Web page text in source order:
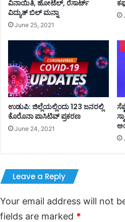
ವಿನಾಯಿತಿ, ಹೋಟೆಲ್, ರೆಸಾರ್ಟ್
ವಿದ್ಯುತ್ ಬಿಲ್ ಮನ್ನಾ
June 25, 2021
ಉಡುಪಿ: ಜಿಲ್ಲೆಯಲ್ಲಿಂದು 123 ಜನರಲ್ಲಿ
ಕೊರೊನಾ ಪಾಸಿಟಿವ್ ಪ್ರಕರಣ
June 24, 2021
Leave a Reply
Your email address will not
fields are marked *